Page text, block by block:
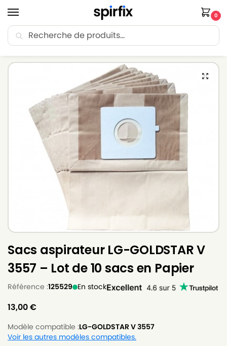
0
🚚 Livraison Point Relais offerte dès 30€ d’achat.
Sacs aspirateur LG-GOLDSTAR V
3557 – Lot de 10 sacs en Papier
Référence :125529 En stock
13,00€
Modèle compatible :LG-GOLDSTAR V 3557
Voir les autres modèles compatibles.